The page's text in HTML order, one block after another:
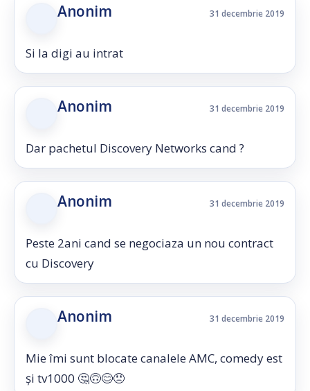
Anonim 31 decembrie 2019
Si la digi au intrat
Anonim 31 decembrie 2019
Dar pachetul Discovery Networks cand ?
Anonim 31 decembrie 2019
Peste 2ani cand se negociaza un nou contract
cu Discovery
Anonim 31 decembrie 2019
Mie îmi sunt blocate canalele AMC, comedy est
și tv1000 🤔🙃😊😠